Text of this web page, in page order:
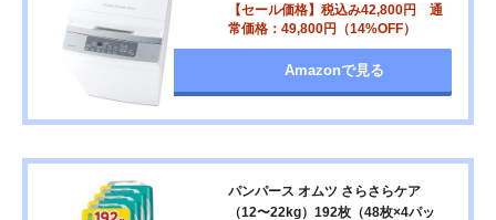
【セール価格】税込み42,800円 通
常価格：49,800円（14%OFF）
Amazonで見る
パンパース オムツ さらさらケア
（12〜22kg）192枚（48枚×4パッ